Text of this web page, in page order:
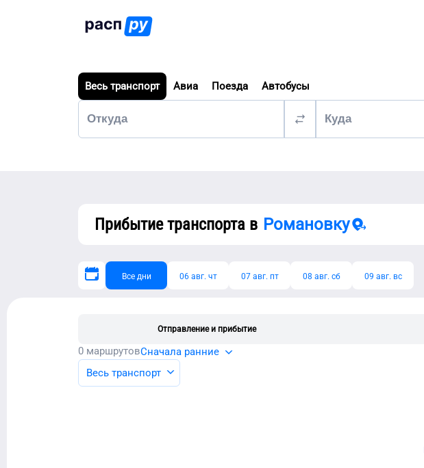
Весь транспорт Авиа Поезда Автобусы
Прибытие транспорта в Романовку
Все дни 06 авг. чт 07 авг. пт 08 авг. сб 09 авг. вс
Отправление и прибытие
0 маршрутовСначала ранние
Весь транспорт